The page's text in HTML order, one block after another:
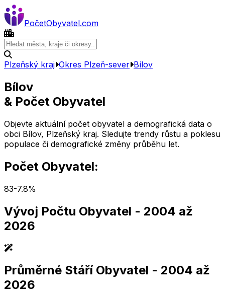
PočetObyvatel.com
Plzeňský kraj Okres Plzeň-sever Bílov
Bílov
& Počet Obyvatel
Objevte aktuální počet obyvatel a demografická data o
obci Bílov, Plzeňský kraj. Sledujte trendy růstu a poklesu
populace či demografické změny průběhu let.
Počet Obyvatel:
83-7.8%
Vývoj Počtu Obyvatel - 2004 až
2026
2,005 2,010 2,015 2,020 2,025
2,005 2,010 2,015 2,020 2,025
Průměrné Stáří Obyvatel - 2004 až
2026